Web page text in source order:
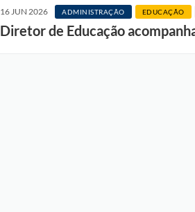
16 JUN 2026 ADMINISTRAÇÃO EDUCAÇÃO
Diretor de Educação